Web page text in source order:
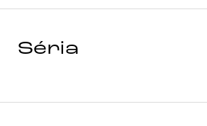
Séria